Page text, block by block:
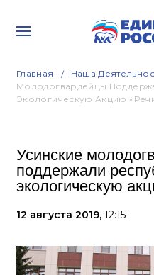
Главная Наша
Молодогвардейцы
Экологическую Акцию
Усинские
поддержали
экологическую
12 августа 2019, 12:15